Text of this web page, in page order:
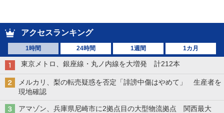
アクセスランキング
1時間 24時間 1週間 1カ月
東京メトロ、銀座線・丸ノ内線を大増発 計212本
メルカリ、梨の転売疑惑を否定「誹謗中傷はやめて」 生産者を
現地確認
アマゾン、兵庫県尼崎市に2拠点目の大型物流拠点 関西最大